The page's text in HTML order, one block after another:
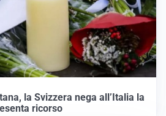
la Svizzera nega all’Italia la
ricorso